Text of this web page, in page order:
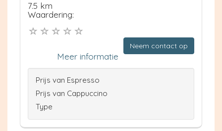
7.5 km
Waardering:
Neem contact op
Meer informatie
Prijs van Espresso
Prijs van Cappuccino
Type